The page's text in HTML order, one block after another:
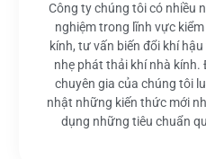
Công ty chúng tôi có nhiều
nghiệm trong lĩnh vực kiểm
kính, tư vấn biến đổi khí
nhẹ phát thải khí nhà kính.
chuyên gia của chúng tôi
nhật những kiến thức mới
dụng những tiêu chuẩn